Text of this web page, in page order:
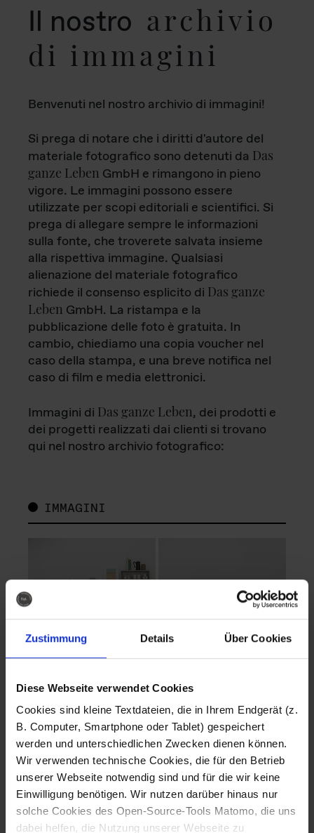
Zustimmung Details Über Cookies
Diese Webseite verwendet Cookies
Cookies sind kleine Textdateien, die in Ihrem Endgerät (z.
B. Computer, Smartphone oder Tablet) gespeichert
werden und unterschiedlichen Zwecken dienen können.
Wir verwenden technische Cookies, die für den Betrieb
unserer Webseite notwendig sind und für die wir keine
Einwilligung benötigen. Wir nutzen darüber hinaus nur
solche Cookies des Open-Source-Tools Matomo, die uns
dabei helfen, die Nutzung unserer Webseite zu
Il nostro archivio
di immagini
Benvenuti nel nostro archivio di immagini!
Si prega di notare che i diritti d'autore del
materiale fotografico sono detenuti da Das
ganze Leben GmbH e rimangono in pieno
vigore. Le immagini possono essere
utilizzate per scopi editoriali e scientifici. Si
prega di allegare sempre le informazioni
sulla fonte, che troverete salvata insieme
alla rispettiva immagine. Qualsiasi
alienazione del materiale fotografico
richiede il consenso esplicito di Das ganze
Leben GmbH. La ristampa e la
pubblicazione delle foto è gratuita. In
cambio, chiediamo una copia voucher nel
caso della stampa, e una breve notifica nel
caso di film e media elettronici.
Immagini di Das ganze Leben, dei prodotti e
dei progetti realizzati dai clienti si trovano
qui nel nostro archivio fotografico:
IMMAGINI
Fotografo: Lorenz
Sternbach
Download
Fotografo: Lorenz
Sternbach
Download